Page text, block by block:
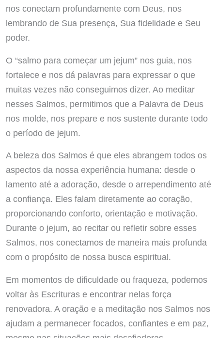
nos conectam profundamente com Deus, nos
lembrando de Sua presença, Sua fidelidade e Seu
poder.
O “salmo para começar um jejum” nos guia, nos
fortalece e nos dá palavras para expressar o que
muitas vezes não conseguimos dizer. Ao meditar
nesses Salmos, permitimos que a Palavra de Deus
nos molde, nos prepare e nos sustente durante todo
o período de jejum.
A beleza dos Salmos é que eles abrangem todos os
aspectos da nossa experiência humana: desde o
lamento até a adoração, desde o arrependimento até
a confiança. Eles falam diretamente ao coração,
proporcionando conforto, orientação e motivação.
Durante o jejum, ao recitar ou refletir sobre esses
Salmos, nos conectamos de maneira mais profunda
com o propósito de nossa busca espiritual.
Em momentos de dificuldade ou fraqueza, podemos
voltar às Escrituras e encontrar nelas força
renovadora. A oração e a meditação nos Salmos nos
ajudam a permanecer focados, confiantes e em paz,